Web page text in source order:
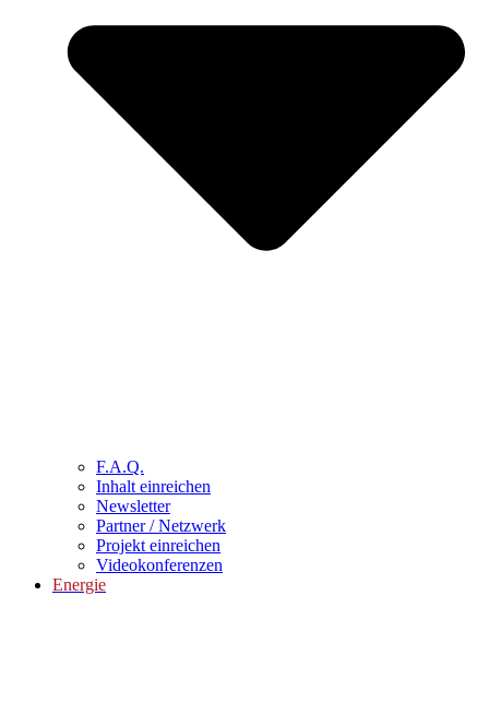
F.A.Q.
Inhalt einreichen
Newsletter
Partner / Netzwerk
Projekt einreichen
Videokonferenzen
Energie